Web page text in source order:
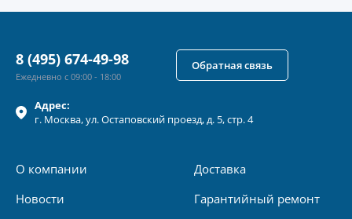
Адрес:
г. Москва, ул.Остаповский проезд, д. 5, стр. 4
О компании
Новости
Доставка
Гарантийный ремонт
8 (495) 674-49-98
Ежедневно с 09:00 - 18:00
Обратная связь